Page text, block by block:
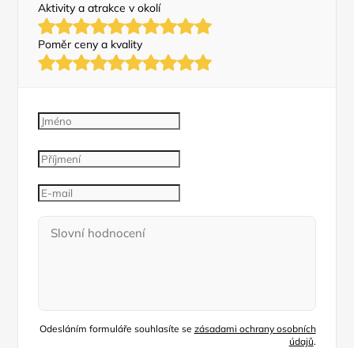
Aktivity a atrakce v okolí
Poměr ceny a kvality
Odesláním formuláře souhlasíte se zásadami ochrany osobních
údajů.